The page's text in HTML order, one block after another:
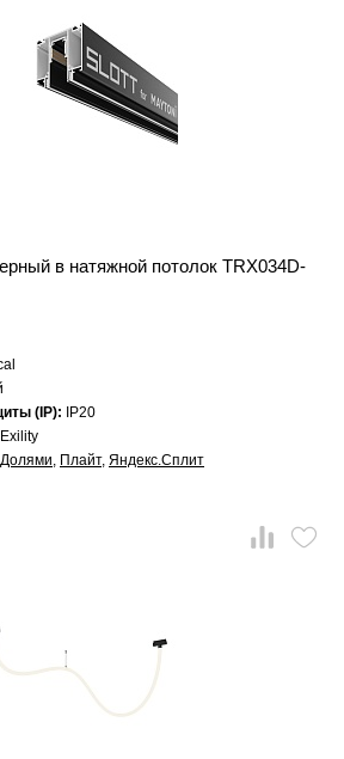
в натяжной потолок TRX034D-
(IP):
IP20
Долями, Плайт, Яндекс.Сплит